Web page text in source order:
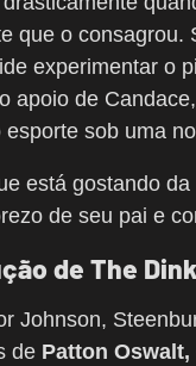
que o
experimentar o
apoio de
sob uma
está gostando
de seu pai e
de The Dink
Johnson,
de Patton Oswalt,